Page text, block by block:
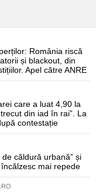
România riscă
și blackout, din
Apel către ANRE
care a luat 4,90 la
din iad în rai”. La
contestație
căldură urbană” și
mai repede